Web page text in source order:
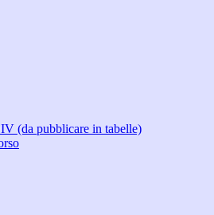
(da pubblicare in tabelle)